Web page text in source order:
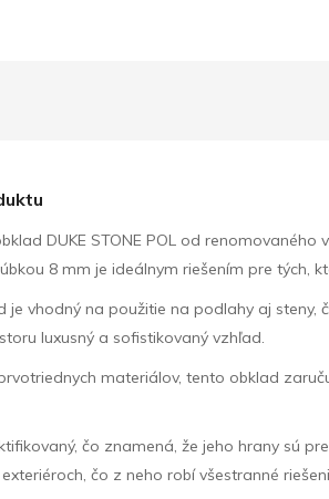
DUKE STONE POL od
8 mm je ideálnym riešením pre tých,
je vhodný na použitie na podlahy aj
luxusný a sofistikovaný vzhľad.
materiálov, tento obklad
čo znamená, že jeho hrany sú
čo z neho robí všestranné